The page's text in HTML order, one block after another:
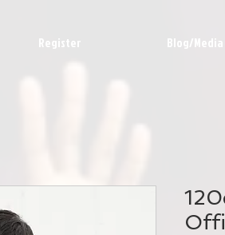
Register Blog/Media